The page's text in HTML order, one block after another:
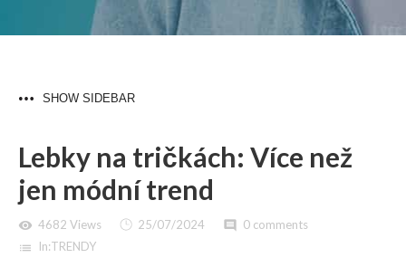
SHOW SIDEBAR
Lebky na tričkách: Více než
jen módní trend
visibility 4682 Views 25/07/2024 comment 0 comments
list
In:TRENDY